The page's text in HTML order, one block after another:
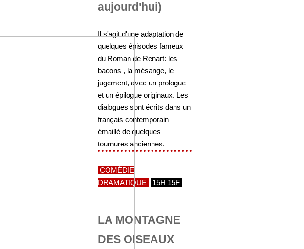
aujourd'hui)
Il s'agit d'une adaptation de
quelques épisodes fameux
du Roman de Renart: les
bacons , la mésange, le
jugement, avec un prologue
et un épilogue originaux. Les
dialogues sont écrits dans un
français contemporain
émaillé de quelques
tournures anciennes.
COMÉDIE
DRAMATIQUE
15H 15F
LA MONTAGNE
DES OISEAUX